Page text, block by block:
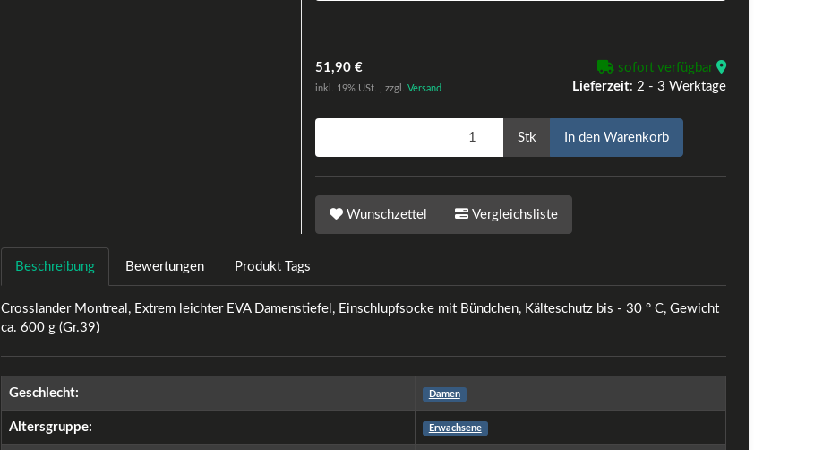
51,90 €
inkl. 19% USt. , zzgl. Versand
sofort verfügbar
Lieferzeit: 2 - 3 Werktage
Stk In den Warenkorb
Wunschzettel Vergleichsliste
Beschreibung Bewertungen Produkt Tags
Crosslander Montreal, Extrem leichter EVA Damenstiefel, Einschlupfsocke mit Bündchen, Kälteschutz bis - 30 ° C, Gewicht
ca. 600 g (Gr.39)
Geschlecht: Damen
Altersgruppe: Erwachsene